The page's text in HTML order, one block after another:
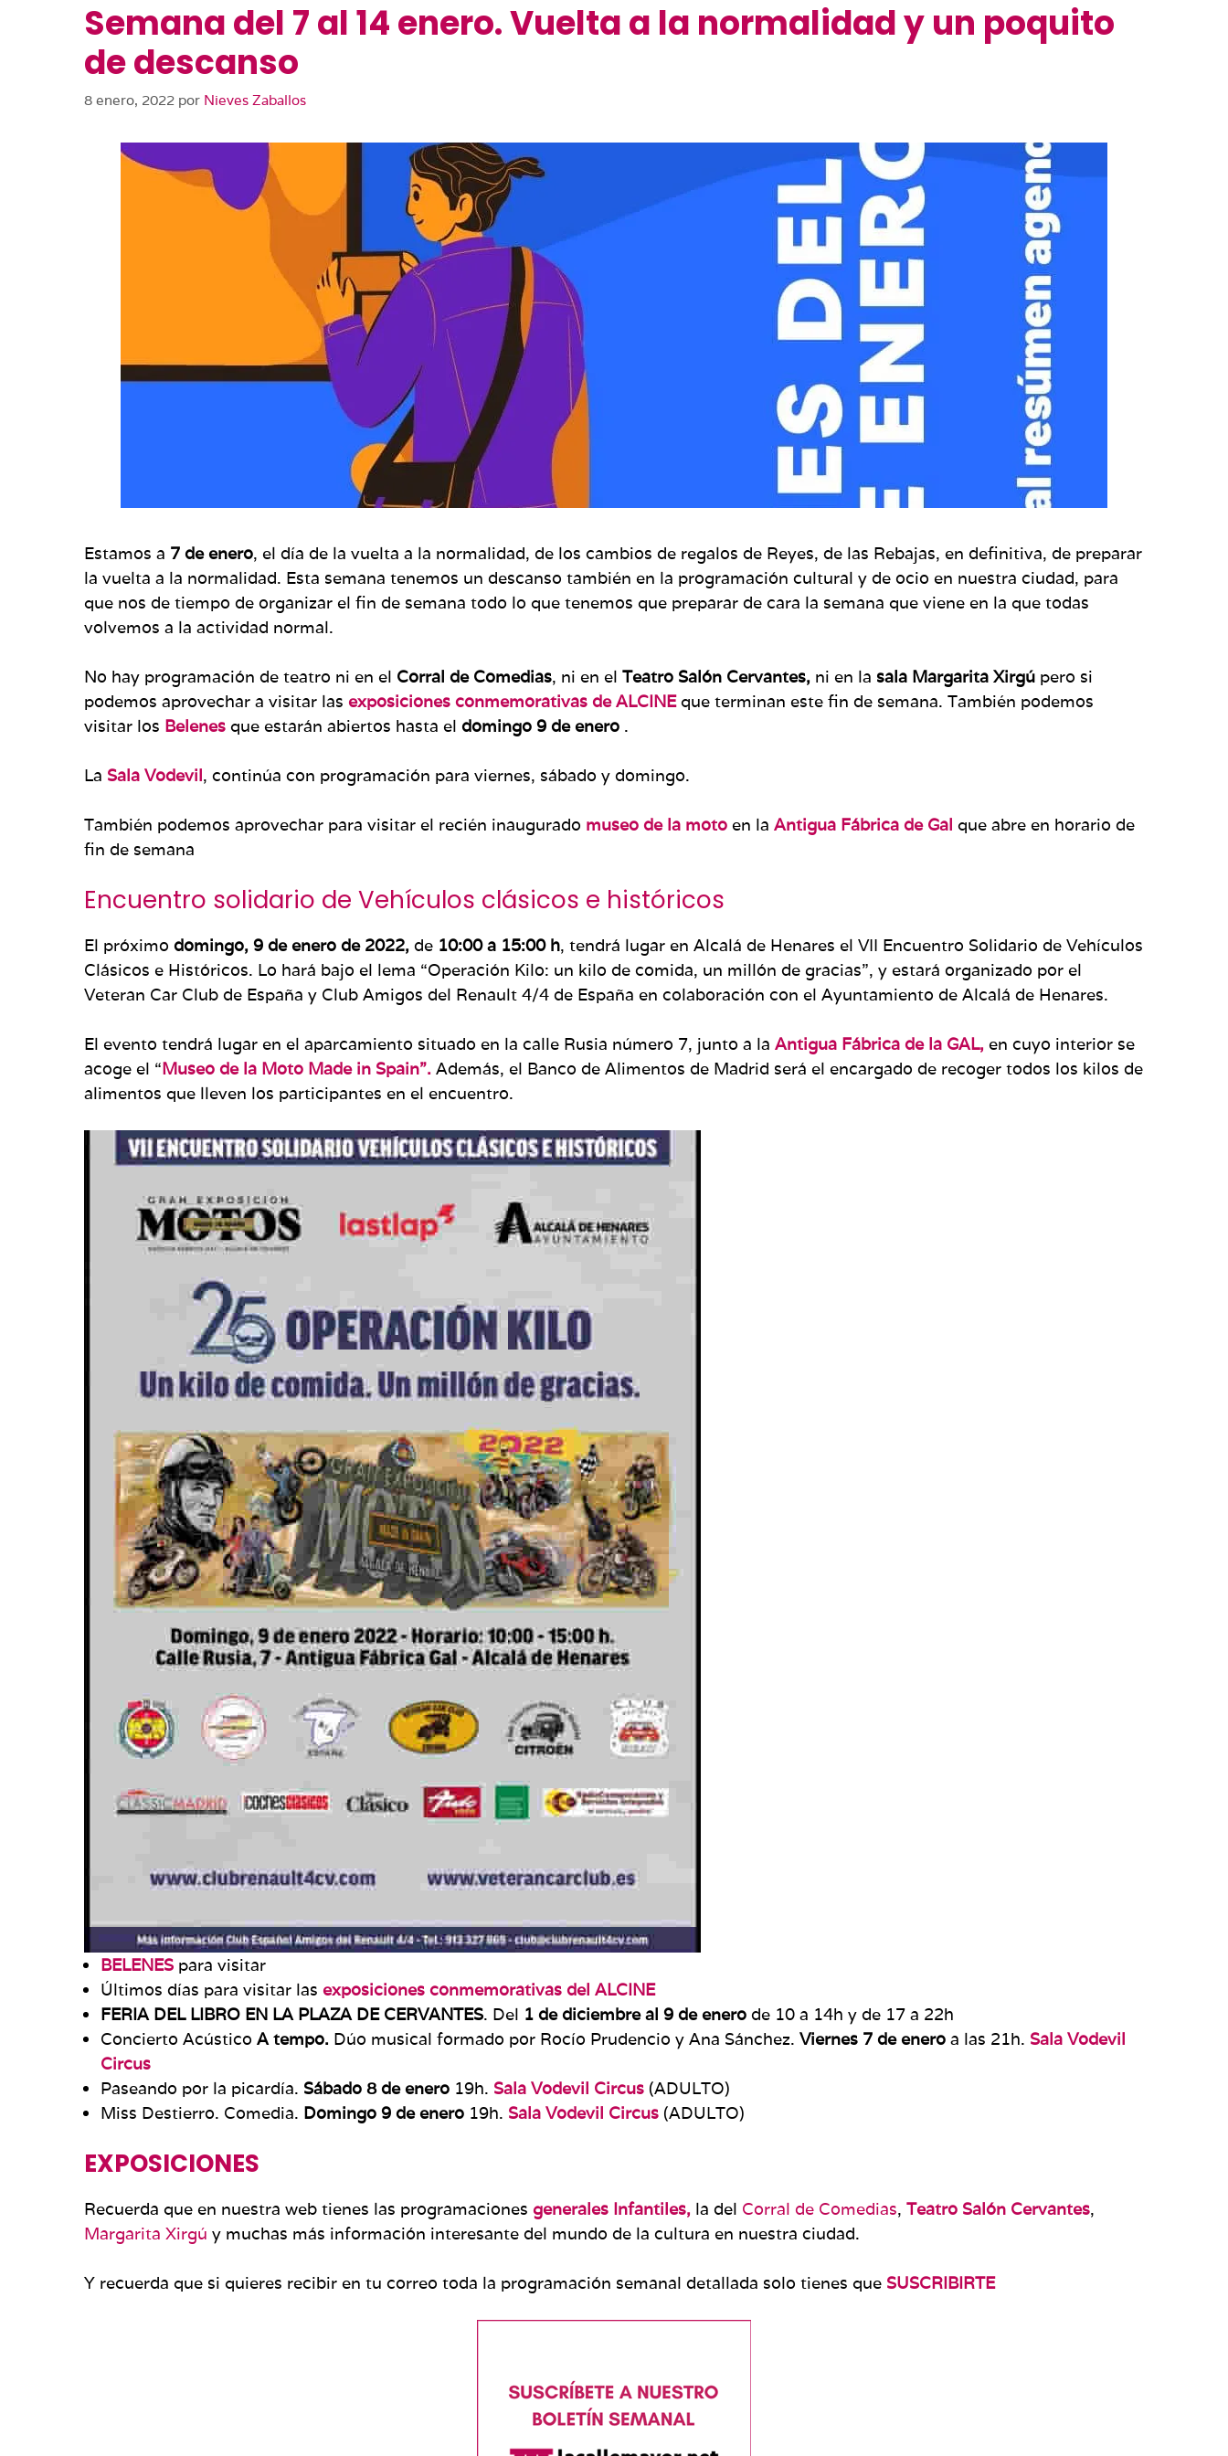
Semana del 7 al 14 enero. Vuelta a la normalidad y un poquito
de descanso
8 enero, 2022 por Nieves Zaballos
Estamos a 7 de enero, el día de la vuelta a la normalidad, de los cambios de regalos de Reyes, de las Rebajas, en definitiva, de preparar
la vuelta a la normalidad. Esta semana tenemos un descanso también en la programación cultural y de ocio en nuestra ciudad, para
que nos de tiempo de organizar el fin de semana todo lo que tenemos que preparar de cara la semana que viene en la que todas
volvemos a la actividad normal.
No hay programación de teatro ni en el Corral de Comedias, ni en el Teatro Salón Cervantes, ni en la sala Margarita Xirgú pero si
podemos aprovechar a visitar las exposiciones conmemorativas de ALCINE que terminan este fin de semana. También podemos
visitar los Belenes que estarán abiertos hasta el domingo 9 de enero .
La Sala Vodevil, continúa con programación para viernes, sábado y domingo.
También podemos aprovechar para visitar el recién inaugurado museo de la moto en la Antigua Fábrica de Gal que abre en horario de
fin de semana
Encuentro solidario de Vehículos clásicos e históricos
El próximo domingo, 9 de enero de 2022, de 10:00 a 15:00 h, tendrá lugar en Alcalá de Henares el VII Encuentro Solidario de Vehículos
Clásicos e Históricos. Lo hará bajo el lema “Operación Kilo: un kilo de comida, un millón de gracias”, y estará organizado por el
Veteran Car Club de España y Club Amigos del Renault 4/4 de España en colaboración con el Ayuntamiento de Alcalá de Henares.
El evento tendrá lugar en el aparcamiento situado en la calle Rusia número 7, junto a la Antigua Fábrica de la GAL, en cuyo interior se
acoge el “Museo de la Moto Made in Spain”. Además, el Banco de Alimentos de Madrid será el encargado de recoger todos los kilos de
alimentos que lleven los participantes en el encuentro.
BELENES para visitar
Últimos días para visitar las exposiciones conmemorativas del ALCINE
FERIA DEL LIBRO EN LA PLAZA DE CERVANTES. Del 1 de diciembre al 9 de enero de 10 a 14h y de 17 a 22h
Concierto Acústico A tempo. Dúo musical formado por Rocío Prudencio y Ana Sánchez. Viernes 7 de enero a las 21h. Sala Vodevil
Circus
Paseando por la picardía. Sábado 8 de enero 19h. Sala Vodevil Circus (ADULTO)
Miss Destierro. Comedia. Domingo 9 de enero 19h. Sala Vodevil Circus (ADULTO)
EXPOSICIONES
Recuerda que en nuestra web tienes las programaciones generales Infantiles, la del Corral de Comedias, Teatro Salón Cervantes,
Margarita Xirgú y muchas más información interesante del mundo de la cultura en nuestra ciudad.
Y recuerda que si quieres recibir en tu correo toda la programación semanal detallada solo tienes que SUSCRIBIRTE